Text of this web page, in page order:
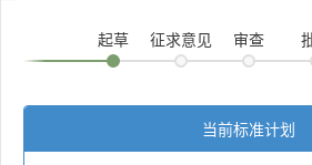
起草 征求意见 审查
当前标准计划